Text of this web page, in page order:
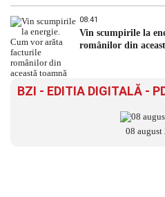
08:41
Vin scumpirile la
românilor din
BZI - EDITIA DIGITALĂ -
08 august